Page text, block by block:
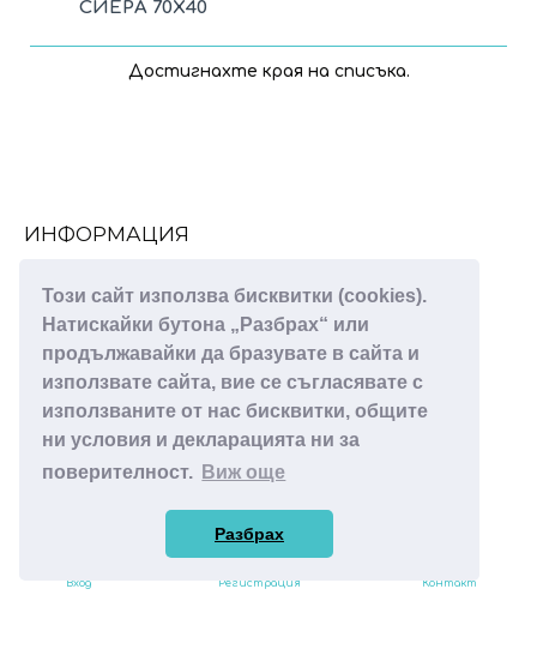
Този сайт използва бисквитки (cookies).
Натискайки бутона „Разбрах“ или
продължавайки да бразувате в сайта и
използвате сайта, вие се съгласявате с
използваните от нас бисквитки, общите
ни условия и декларацията ни за
поверителност. Виж още
Разбрах
СИЕРА 70X40
Достигнахте края на списъка.
ИНФОРМАЦИЯ
Декларация за поверителност
Правила и условия
Πoлитика зa изпoлзвaнe нa бисквитĸи
ПОТРЕБИТЕЛСКИ УСЛУГИ
Моят акаунт
Вход Регистрация Контакт